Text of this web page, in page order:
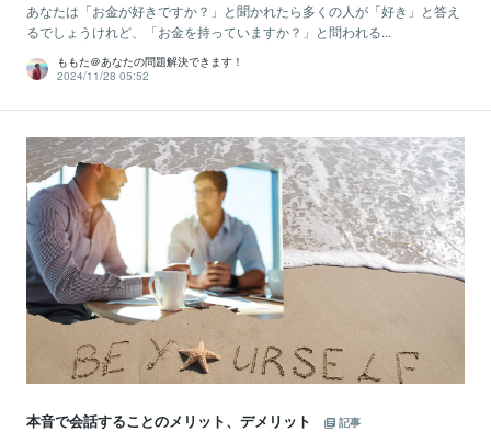
あなたは「お金が好きですか？」と聞かれたら多くの人が「好き」と答え
るでしょうけれど、「お金を持っていますか？」と問われる...
ももた＠あなたの問題解決できます！
2024/11/28 05:52
本音で会話することのメリット、デメリット
記事